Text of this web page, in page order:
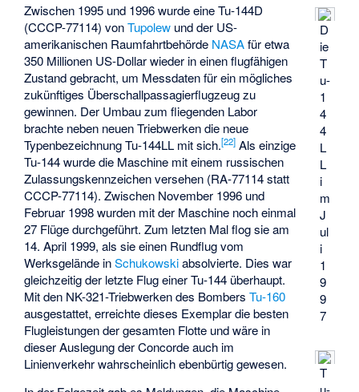
D
ie
T
u-
1
4
4
L
L
i
m
J
ul
i
1
9
9
7
T
Zwischen 1995 und 1996 wurde eine Tu-144D
(CCCP-77114) vonTupolew und der US-
amerikanischen Raumfahrtbehörde NASAfür etwa
350 Millionen US-Dollar wieder in einen flugfähigen
Zustand gebracht, um Messdaten für ein mögliches
zukünftiges Überschallpassagierflugzeug zu
gewinnen. Der Umbau zum fliegenden Labor
brachte neben neuen Triebwerken die neue
Typenbezeichnung Tu-144LL mit sich.[22] Als einzige
Tu-144 wurde die Maschine mit einem russischen
Zulassungskennzeichen versehen (RA-77114 statt
CCCP-77114). Zwischen November 1996 und
Februar 1998 wurden mit der Maschine noch einmal
27 Flüge durchgeführt. Zum letzten Mal flog sie am
14. April 1999, als sie einen Rundflug vom
Werksgelände inSchukowskiabsolvierte. Dies war
gleichzeitig der letzte Flug einer Tu-144 überhaupt.
Mit den NK-321-Triebwerken des BombersTu-160
ausgestattet, erreichte dieses Exemplar die besten
Flugleistungen der gesamten Flotte und wäre in
dieser Auslegung der Concorde auch im
Linienverkehr wahrscheinlich ebenbürtig gewesen.